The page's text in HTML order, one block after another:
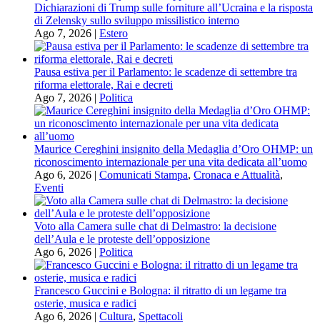
Dichiarazioni di Trump sulle forniture all’Ucraina e la risposta
di Zelensky sullo sviluppo missilistico interno
Ago 7, 2026 | Estero
Pausa estiva per il Parlamento: le scadenze di settembre tra
riforma elettorale, Rai e decreti
Ago 7, 2026 | Politica
Maurice Cereghini insignito della Medaglia d’Oro OHMP: un
riconoscimento internazionale per una vita dedicata all’uomo
Ago 6, 2026 | Comunicati Stampa, Cronaca e Attualità,
Eventi
Voto alla Camera sulle chat di Delmastro: la decisione
dell’Aula e le proteste dell’opposizione
Ago 6, 2026 | Politica
Francesco Guccini e Bologna: il ritratto di un legame tra
osterie, musica e radici
Ago 6, 2026 | Cultura, Spettacoli